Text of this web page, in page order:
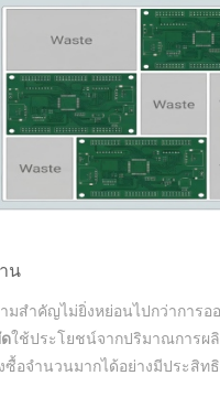
น
มสำคัญไม่ยิ่งหย่อนไปกว่าการ
ใช้ประโยชน์จากปริมาณการผ
อจำนวนมากได้อย่างมีประสิ